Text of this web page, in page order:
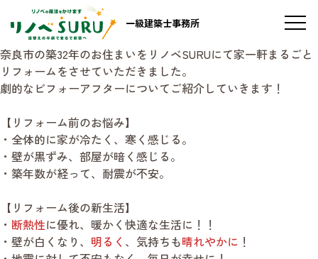
一級建築士事務所
奈良市の築32年のお住まいをリノベSURUにて家一軒まるごと
リフォームをさせていただきました。
劇的なビフォーアフターについてご紹介していきます！
【リフォーム前のお悩み】
・全体的に家が冷たく、寒く感じる。
・壁が黒ずみ、部屋が暗く感じる。
・築年数が経って、耐震が不安。
【リフォーム後の新生活】
・ 断熱性に優れ、暖かく快適な生活に！！
・壁が白くなり、 明るく 、気持ちも晴れやかに ！